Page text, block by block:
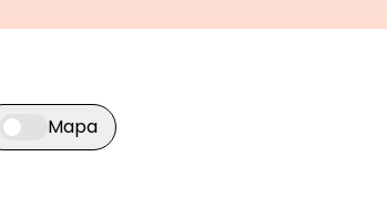
Przełącz widok mapy
Mapa